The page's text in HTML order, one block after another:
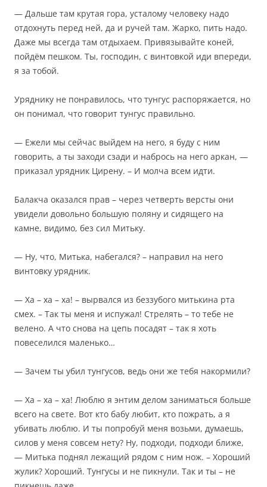
— Дальше там крутая гора, усталому человеку надо
отдохнуть перед ней, да и ручей там. Жарко, пить надо.
Даже мы всегда там отдыхаем. Привязывайте коней,
пойдём пешком. Ты, господин, с винтовкой иди впереди,
я за тобой.
Уряднику не понравилось, что тунгус распоряжается, но
он понимал, что говорит тунгус правильно.
— Ежели мы сейчас выйдем на него, я буду с ним
говорить, а ты заходи сзади и набрось на него аркан, —
приказал урядник Цирену. – И молча всем идти.
Балакча оказался прав – через четверть версты они
увидели довольно большую поляну и сидящего на
камне, видимо, без сил Митьку.
— Ну, что, Митька, набегался? – направил на него
винтовку урядник.
— Ха – ха – ха! – вырвался из беззубого митькина рта
смех. – Так ты меня и испужал! Стрелять – то тебе не
велено. А что снова на цепь посадят – так я хоть
повеселился маленько…
— Зачем ты убил тунгусов, ведь они же тебя накормили?
— Ха – ха – ха! Люблю я энтим делом заниматься больше
всего на свете. Вот кто бабу любит, кто пожрать, а я
убивать люблю. И ты попробуй меня возьми, думаешь,
силов у меня совсем нету? Ну, подходи, подходи ближе,
— Митька поднял лежащий рядом с ним нож. – Хороший
жулик? Хороший. Тунгусы и не пикнули. Так и ты – не